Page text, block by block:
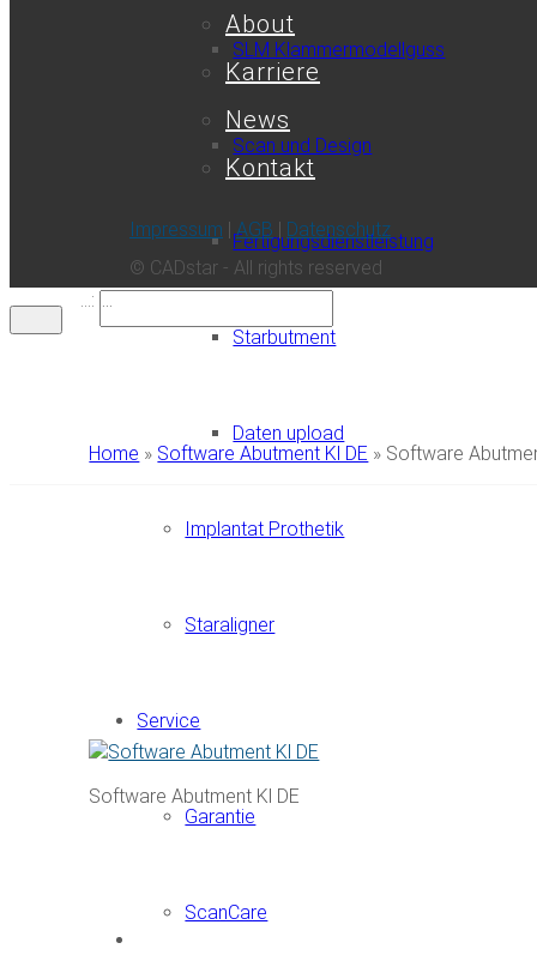
SLM Klammermodellguss
Scan und Design
Fertigungsdienstleistung
Starbutment
Daten upload
Implantat Prothetik
Staraligner
Service
Garantie
ScanCare
About
Karriere
News
Kontakt
Impressum |AGB | Datenschutz
© CADstar - All rights reserved
...:
Home » Software Abutment Kl DE » Software
Software Abutment Kl DE